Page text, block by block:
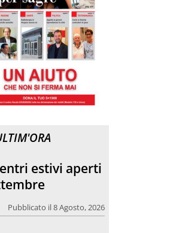
estivi aperti
Pubblicato il 8 Agosto, 2026